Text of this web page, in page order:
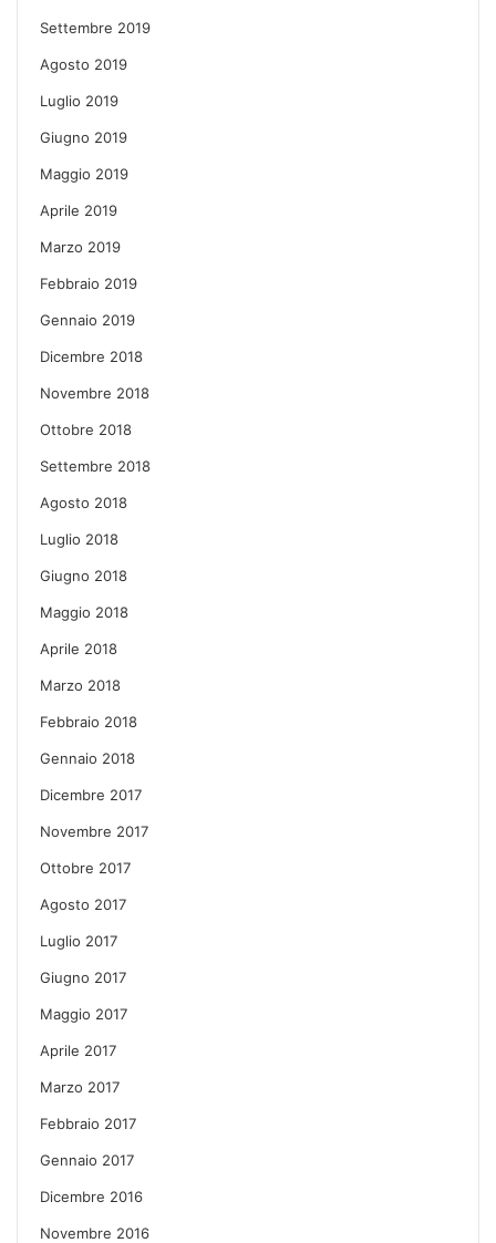
Settembre 2019
Agosto 2019
Luglio 2019
Giugno 2019
Maggio 2019
Aprile 2019
Marzo 2019
Febbraio 2019
Gennaio 2019
Dicembre 2018
Novembre 2018
Ottobre 2018
Settembre 2018
Agosto 2018
Luglio 2018
Giugno 2018
Maggio 2018
Aprile 2018
Marzo 2018
Febbraio 2018
Gennaio 2018
Dicembre 2017
Novembre 2017
Ottobre 2017
Agosto 2017
Luglio 2017
Giugno 2017
Maggio 2017
Aprile 2017
Marzo 2017
Febbraio 2017
Gennaio 2017
Dicembre 2016
Novembre 2016